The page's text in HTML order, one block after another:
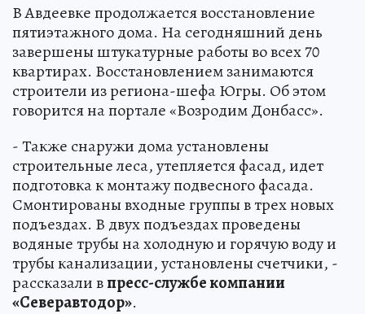
В Авдеевке продолжается восстановление
пятиэтажного дома. На сегодняшний день
завершены штукатурные работы во всех 70
квартирах. Восстановлением занимаются
строители из региона-шефа Югры. Об этом
говорится на портале «Возродим Донбасс».
- Также снаружи дома установлены
строительные леса, утепляется фасад, идет
подготовка к монтажу подвесного фасада.
Смонтированы входные группы в трех новых
подъездах. В двух подъездах проведены
водяные трубы на холодную и горячую воду и
трубы канализации, установлены счетчики, -
рассказали впресс-службе компании
«Северавтодор».